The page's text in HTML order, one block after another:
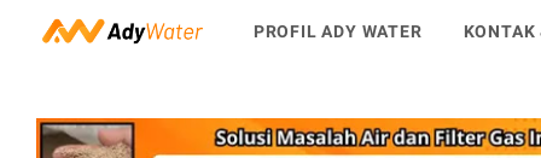
PROFIL ADY WATER